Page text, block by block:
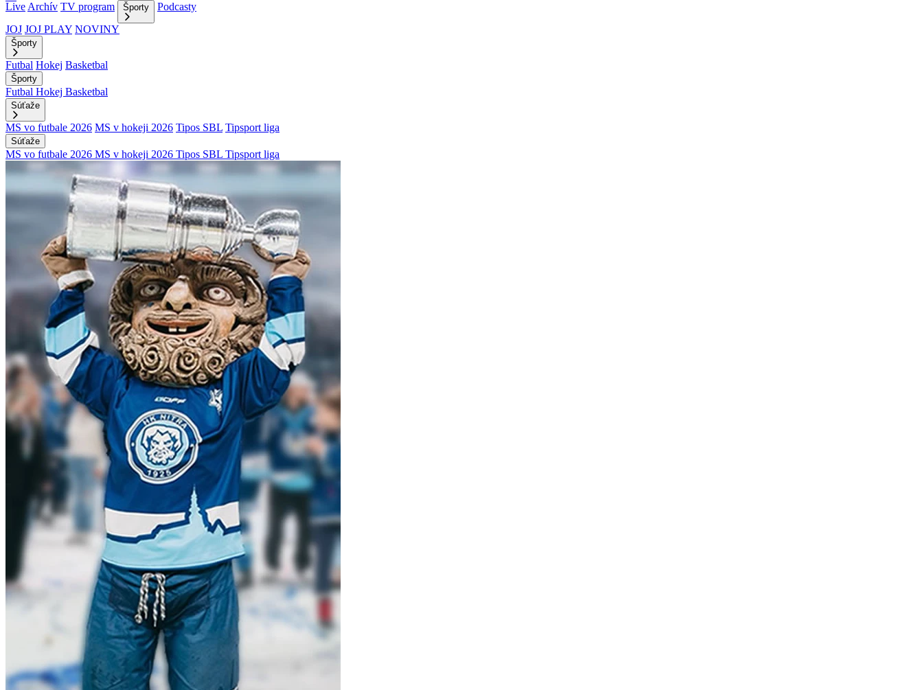
Live Archív TV program Športy
Podcasty
JOJ JOJ PLAY NOVINY
Športy
Futbal Hokej Basketbal
Športy
Futbal Hokej Basketbal
Súťaže
MS vo futbale 2026 MS v hokeji 2026 Tipos SBL Tipsport liga
Súťaže
MS vo futbale 2026 MS v hokeji 2026 Tipos SBL Tipsport liga